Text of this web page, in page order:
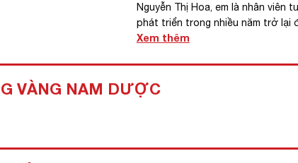
Nguyễn Thị Hoa, em là nhân viên
phát triển trong nhiều năm trở lại
Xem thêm
VÀNG NAM DƯỢC